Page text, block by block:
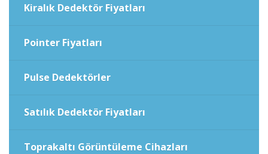
Kiralık Dedektör Fiyatları
Pointer Fiyatları
Pulse Dedektörler
Satılık Dedektör Fiyatları
Toprakaltı Görüntüleme Cihazları